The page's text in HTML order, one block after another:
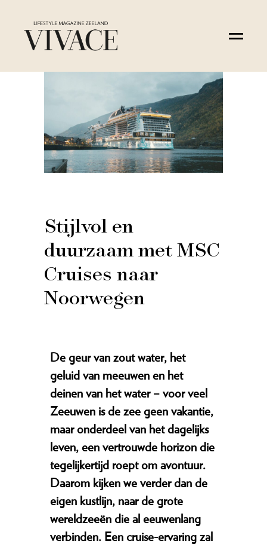
Stijlvol en
duurzaam met MSC
Cruises naar
Noorwegen
De geur van zout water, het
geluid van meeuwen en het
deinen van het water – voor veel
Zeeuwen is de zee geen vakantie,
maar onderdeel van het dagelijks
leven, een vertrouwde horizon die
tegelijkertijd roept om avontuur.
Daarom kijken we verder dan de
eigen kustlijn, naar de grote
wereldzeeën die al eeuwenlang
verbinden. Een cruise-ervaring zal